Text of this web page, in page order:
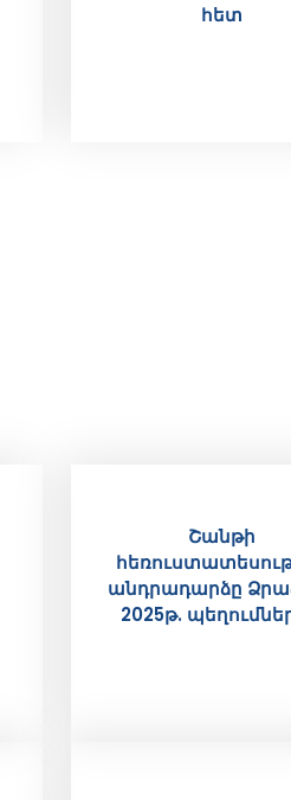
հետ
Շանթի
անդրադարձը
2025թ.